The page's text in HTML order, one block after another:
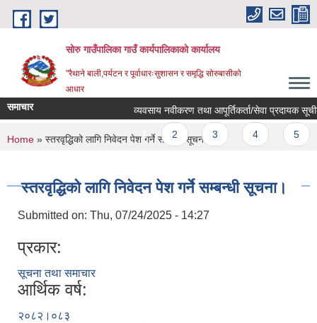
Skip to main content
सोरु गाउँपालिका गाउँ कार्यपालिकाको कार्यालय
"रैथाने बाली,पर्यटन र पूर्वाधारःसुशासन र समृद्धि सोरुबासीको
आधार
समाचार व्यवसाय नवीकरण तथा आपूर्तिकर्ता/सेवा प्रदायक
Pages
1
You are here
Home » स्तरवृद्धिको लागि निवेदन पेश गर्ने सम्बन्धी सूचना।
स्तरवृद्धिको लागि निवेदन पेश गर्ने सम्बन्धी सूचना।
Submitted on: Thu, 07/24/2025 - 14:27
प्रकार:
सूचना तथा समाचार
आर्थिक वर्ष:
२०८२।०८३